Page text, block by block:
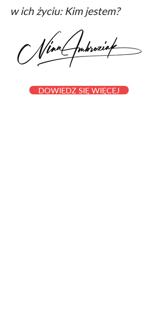
w ich życiu: Kim jestem?
DOWIEDZ SIĘ WIĘCEJ